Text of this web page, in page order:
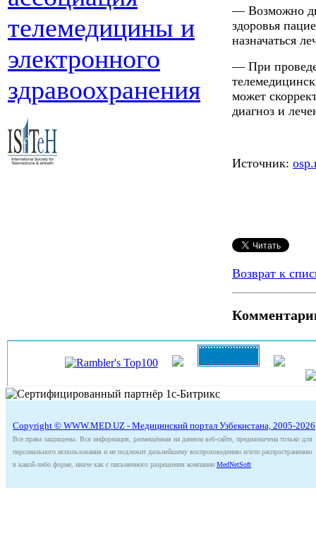
телемедицины и
электронного
здравоохранения
— Возможно
здоровья
назначаться
— При
может
диагноз и
Источник:
Возврат к
Copyright © WWW.MED.UZ - Медицинский портал Узбекистана, 2005-2026
Все права защищены. Вся информация, размещённая на данном веб-сайте, предназначена только для
персонального использования и не подлежит дальнейшему воспроизведению и/или распространению
в какой-либо форме, иначе как с письменного разрешения компании MedNetSoft